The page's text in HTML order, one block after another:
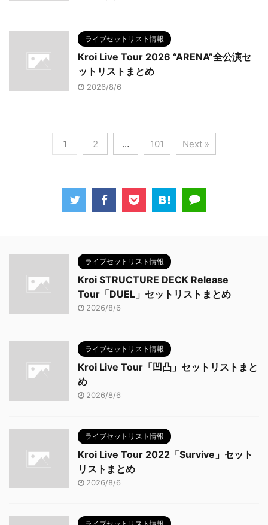
ライブセットリスト情報
Kroi Live Tour 2026 “ARENA”全公演セ
ットリストまとめ
2026/8/6
1 2 … 101 Next »
ライブセットリスト情報
Kroi STRUCTURE DECK Release
Tour「DUEL」セットリストまとめ
2026/8/6
ライブセットリスト情報
Kroi Live Tour「凹凸」セットリストまと
め
2026/8/6
ライブセットリスト情報
Kroi Live Tour 2022「Survive」セット
リストまとめ
2026/8/6